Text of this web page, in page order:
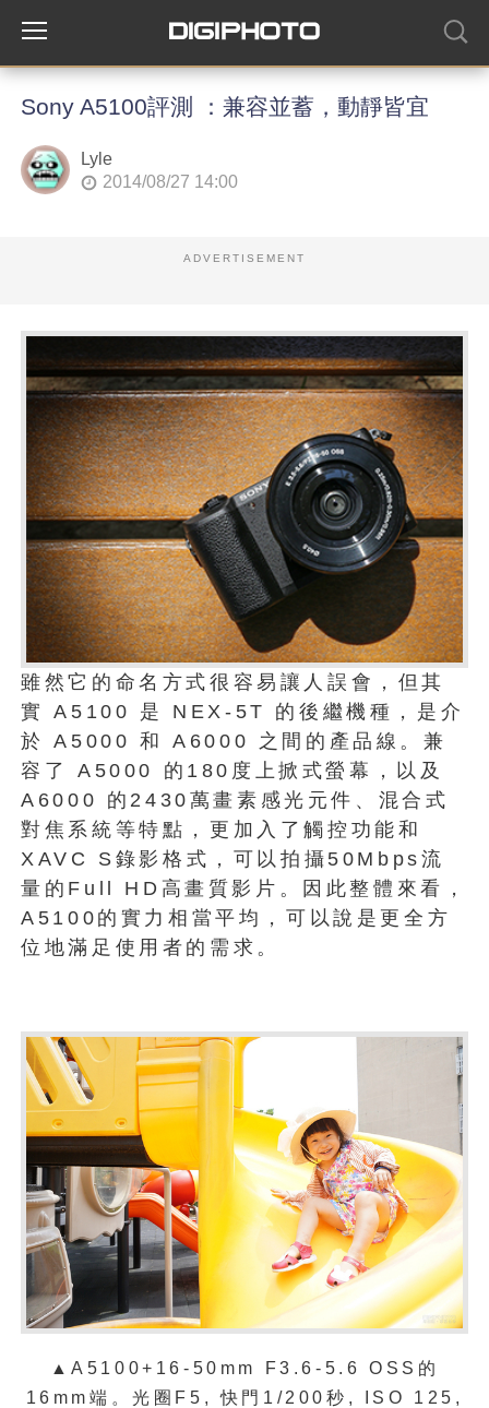
Sony A5100評測 ：兼容並蓄，動靜皆宜
Lyle
2014/08/27 14:00
ADVERTISEMENT
雖然它的命名方式很容易讓人誤會，但其
實 A5100 是 NEX-5T 的後繼機種，是介
於 A5000 和 A6000 之間的產品線。兼
容了 A5000 的180度上掀式螢幕，以及
A6000 的2430萬畫素感光元件、混合式
對焦系統等特點，更加入了觸控功能和
XAVC S錄影格式，可以拍攝50Mbps流
量的Full HD高畫質影片。因此整體來看，
A5100的實力相當平均，可以說是更全方
位地滿足使用者的需求。
▲A5100+16-50mm F3.6-5.6 OSS的
16mm端。光圈F5, 快門1/200秒, ISO 125,